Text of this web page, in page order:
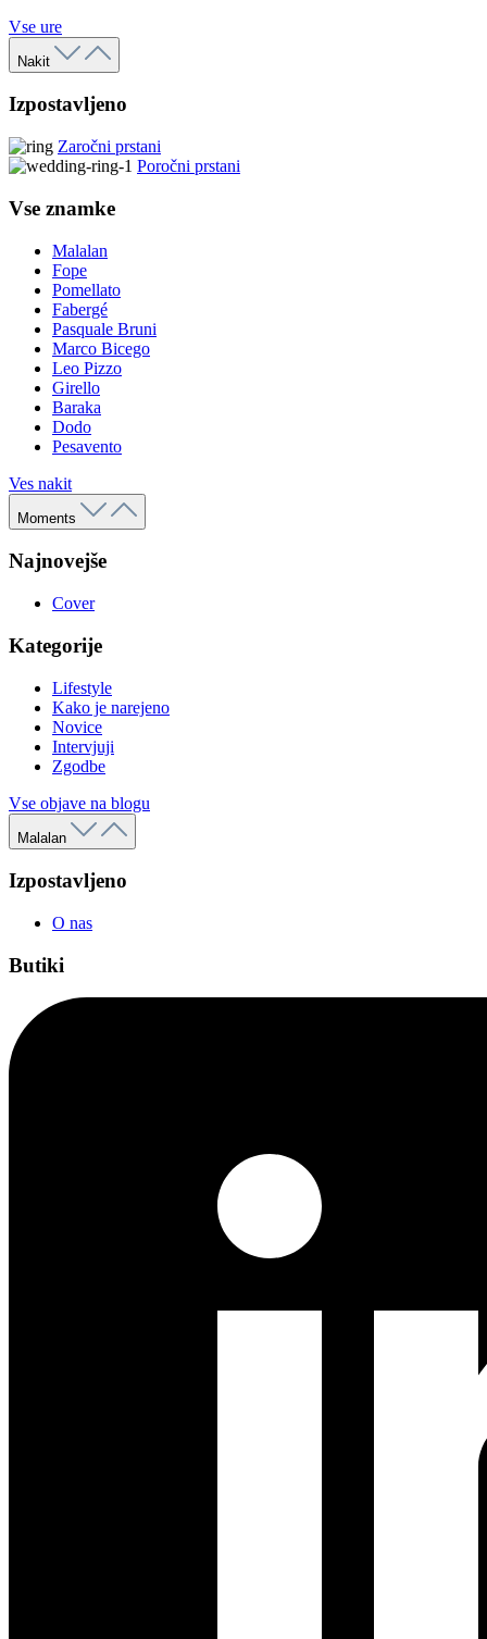
Vse ure
Nakit
Izpostavljeno
Zaročni prstani
Poročni prstani
Vse znamke
Malalan
Fope
Pomellato
Fabergé
Pasquale Bruni
Marco Bicego
Leo Pizzo
Girello
Baraka
Dodo
Pesavento
Ves nakit
Moments
Najnovejše
Cover
Kategorije
Lifestyle
Kako je narejeno
Novice
Intervjuji
Zgodbe
Vse objave na blogu
Malalan
Izpostavljeno
O nas
Butiki